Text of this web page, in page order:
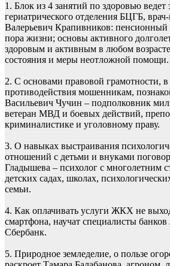
1. Блок из 4 занятий по здоровью
гериатрического отделения БЦГБ,
Валерьевич Крапивников: пенсионный
пора жизни; основы активного
здоровым и активным в любом
состояния и меры неотложной помощи.
2. С основами правовой грамотности,
противодействия мошенникам,
Васильевич Чучин – подполковник
ветеран МВД и боевых действий,
криминалистике и уголовному праву.
3. О навыках выстраивания
отношений с детьми и внуками
Гладышева – психолог с многолетним
детских садах, школах,
семьи.
4. Как оплачивать услуги ЖКХ не
смартфона, научат специалисты
Сбербанк.
5. Природное земледелие, о пользе